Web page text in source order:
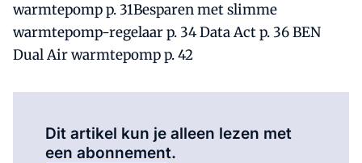
warmtepomp p. 31Besparen met slimme
warmtepomp-regelaar p. 34 Data Act p. 36 BEN
Dual Air warmtepomp p. 42
Dit artikel kun je alleen lezen met
een abonnement.